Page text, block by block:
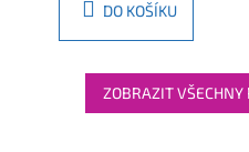
hvězdiček. DO KOŠÍKU
ZOBRAZIT VŠECHNY